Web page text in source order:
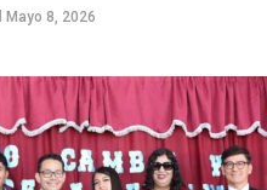
Mayo 8, 2026